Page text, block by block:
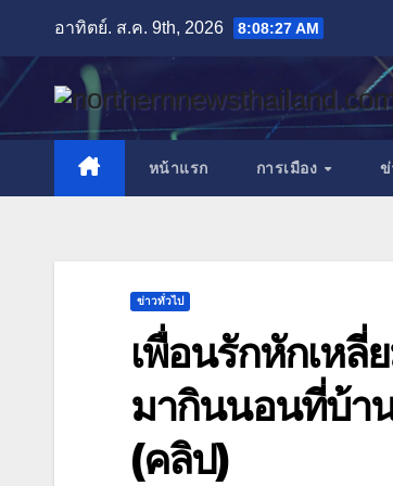
content
อาทิตย์. ส.ค. 9th, 2026 8:08:29 AM
หน้าแรก การเมือง ข่
ข่าวทั่วไป
เพื่อนรักหักเหลี่
มากินนอนที่บ้า
(คลิป)